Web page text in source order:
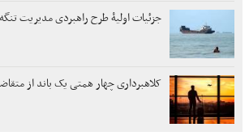
جزئیات اولیۀ طرح راهبردی مدیریت
کلاهبرداری چهار همتی یک باند از